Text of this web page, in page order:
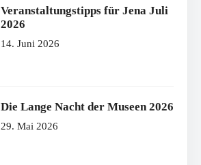
Veranstaltungstipps für Jena Juli
2026
14. Juni 2026
Die Lange Nacht der Museen 2026
29. Mai 2026